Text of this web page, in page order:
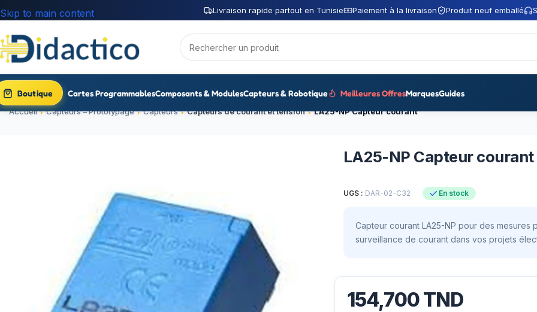
Livraison rapide partout en Tunisie Paiement à la livraison Produit neuf emballé
Skip to main content
Boutique Cartes ProgrammablesComposants & ModulesCapteurs & Robotique Meilleures OffresMarquesGuides
Accueil Capteurs – Prototypage Capteurs Capteurs de courant et tension LA25-NP Capteur courant
LA25-NP Capteur courant
UGS : DAR-02-C32 En stock
Capteur courant LA25-NP pour des
surveillance de courant dans vos projets
154,700TND